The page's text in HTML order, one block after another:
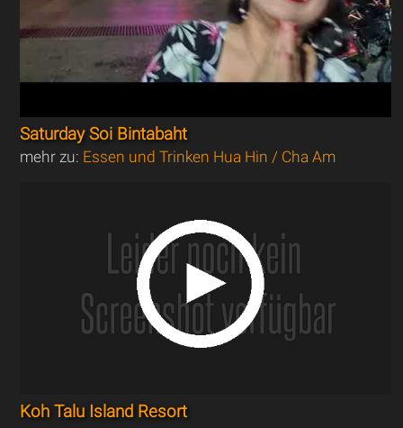
Saturday Soi Bintabaht
mehr zu: Essen und Trinken Hua Hin / Cha Am
Koh Talu Island Resort